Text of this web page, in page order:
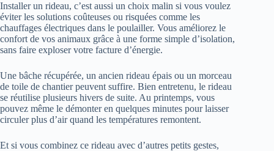
Installer un rideau, c’est aussi un choix malin si vous voulez
éviter les solutions coûteuses ou risquées comme les
chauffages électriques dans le poulailler. Vous améliorez le
confort de vos animaux grâce à une forme simple d’isolation,
sans faire exploser votre facture d’énergie.
Une bâche récupérée, un ancien rideau épais ou un morceau
de toile de chantier peuvent suffire. Bien entretenu, le rideau
se réutilise plusieurs hivers de suite. Au printemps, vous
pouvez même le démonter en quelques minutes pour laisser
circuler plus d’air quand les températures remontent.
Et si vous combinez ce rideau avec d’autres petits gestes,